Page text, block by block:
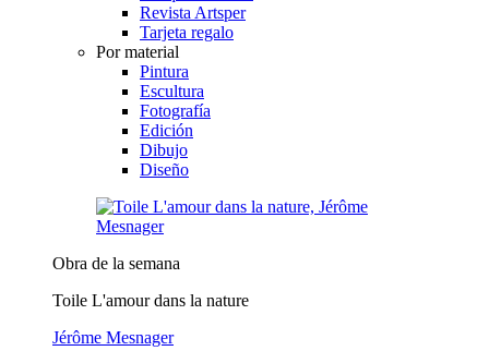
Revista Artsper
Tarjeta regalo
Por material
Pintura
Escultura
Fotografía
Edición
Dibujo
Diseño
Obra de la semana
Toile L'amour dans la nature
Jérôme Mesnager